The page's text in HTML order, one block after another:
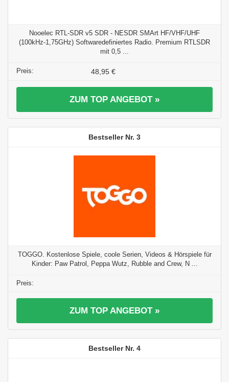
Nooelec RTL-SDR v5 SDR - NESDR SMArt HF/VHF/UHF
(100kHz-1,75GHz) Softwaredefiniertes Radio. Premium RTLSDR
mit 0,5 ...
48,95 €
ZUM TOP ANGEBOT »
3
TOGGO. Kostenlose Spiele, coole Serien, Videos & Hörspiele für
Kinder: Paw Patrol, Peppa Wutz, Rubble and Crew, N ...
ZUM TOP ANGEBOT »
4